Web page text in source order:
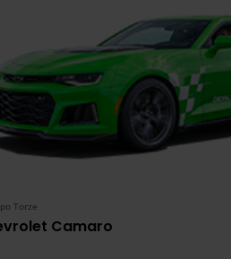
Torze
Camaro